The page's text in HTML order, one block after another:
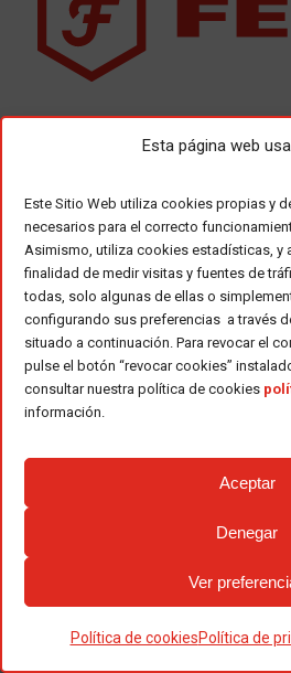
Esta página web
Este Sitio Web utiliza cookies propias y
necesarios para el correcto
Asimismo, utiliza cookies estadísticas, y
finalidad de medir visitas y fuentes de
todas, solo algunas de ellas o
configurando sus preferencias a través
situado a continuación. Para revocar el
pulse el botón “revocar cookies”
consultar nuestra política de cookies
información.
Aceptar
Denegar
Ver
Política de cookiesPolítica de
Historia
Propósito y valores
Calidad
Igualdad
Equipo
Noticias
Red de ventas